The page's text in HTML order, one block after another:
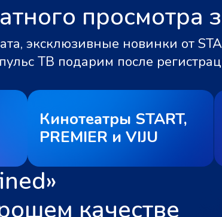
просмотра
эксклюзивные новинки от
ТВ подарим после
Кинотеатры START,
PREMIER и VIJU
качестве